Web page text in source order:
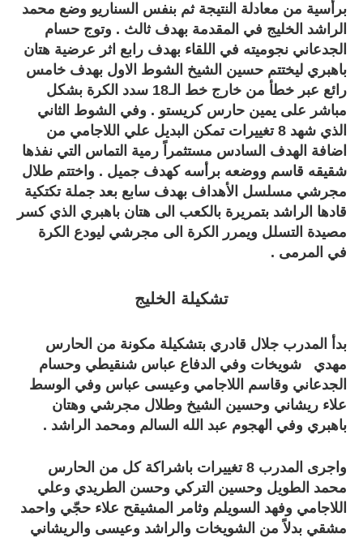
برأسية من معادلة النتيجة ثم بنفس السناريو وضع محمد
الراشد الخليج في المقدمة بهدف ثالث . وتوج حسام
الجدعاني نجوميته في اللقاء بهدف رابع اثر عرضية هتان
باهبري ليختتم حسين الشيخ الشوط الاول بهدف خامس
رائع عبر خطأ من خارج خط الـ18 سدد الكرة بشكل
مباشر على يمين حارس كريستو . وفي الشوط الثاني
الذي شهد 8 تغييرات تمكن البديل علي اللاجامي من
اضافة الهدف السادس مستثمراً رمية التماس التي نفذها
شقيقه قاسم ووضعه برأسه كهدف جميل . واختتم طلال
مجرشي مسلسل الأهداف بهدف سابع بعد جملة تكتكية
قادها الراشد بتمريرة بالكعب الى هتان باهبري الذي كسر
مصيدة التسلل ويمرر الكرة الى مجرشي ليودع الكرة
في المرمى .
تشكيلة الخليج
بدأ المدرب جلال قادري بتشكيلة مكونة من الحارس
مهدي شويخات وفي الدفاع عباس شنقيطي وحسام
الجدعاني وقاسم اللاجامي وعيسى عباس وفي الوسط
علاء ريشاني وحسين الشيخ وطلال مجرشي وهتان
باهبري وفي الهجوم عبد الله السالم ومحمد الراشد .
واجرى المدرب 8 تغييرات باشراكة كل من الحارس
محمد الطويل وحسين التركي وحسن الطريدي وعلي
اللاجامي وفهد السويلم وثامر المشيقح علاء حجّي واحمد
مشقي بدلاً من الشويخات والراشد وعيسى والريشاني